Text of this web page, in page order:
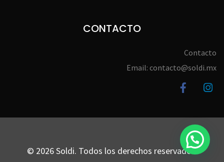
CONTACTO
Contacto
Email: contacto@soldi.mx
© 2026 Soldi. Todos los derechos reservados.